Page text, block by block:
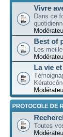
Vivre
Dans ce
Best of
Les
La vie
PROTOCOLE DE
Toutes